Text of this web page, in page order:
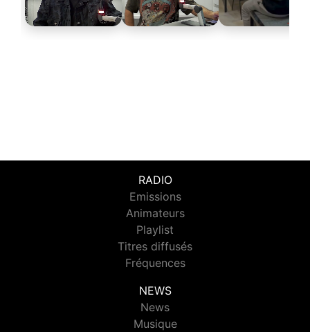
RADIO
Emissions
Animateurs
Playlist
Titres diffusés
Fréquences
NEWS
News
Musique